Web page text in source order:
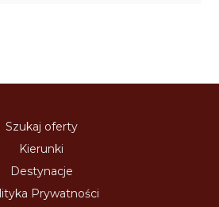
Szukaj oferty
Kierunki
Destynacje
Prywatności